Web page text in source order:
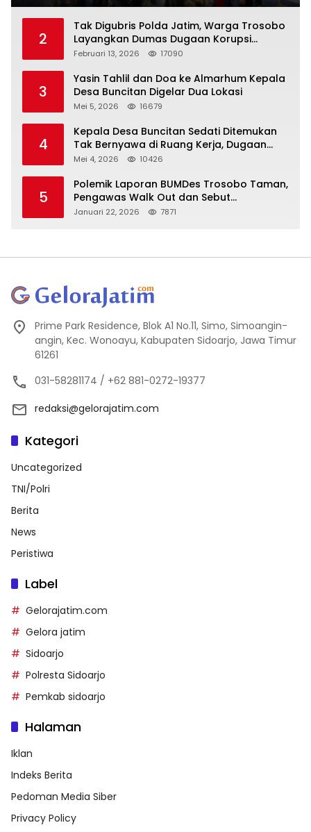
2
Tak Digubris Polda Jatim, Warga Trosobo
Layangkan Dumas Dugaan Korupsi
Oknum DPRD Sidoarjo ke Kapolri
Februari 13, 2026 17090
3
Yasin Tahlil dan Doa ke Almarhum Kepala
Desa Buncitan Digelar Dua Lokasi
Mei 5, 2026 16679
4
Kepala Desa Buncitan Sedati Ditemukan
Tak Bernyawa di Ruang Kerja, Dugaan
Bunuh Diri Menguat
Mei 4, 2026 10426
5
Polemik Laporan BUMDes Trosobo Taman,
Pengawas Walk Out dan Sebut
Kejanggalan
Januari 22, 2026 7871
Prime Park Residence, Blok A1 No.11, Simo, Simoangin-
angin, Kec. Wonoayu, Kabupaten Sidoarjo, Jawa Timur
61261
031-58281174 / +62 881-0272-19377
redaksi@gelorajatim.com
Kategori
Uncategorized
TNI/Polri
Berita
News
Peristiwa
Label
Gelorajatim.com
Gelora jatim
Sidoarjo
Polresta Sidoarjo
Pemkab sidoarjo
Halaman
Iklan
Indeks Berita
Pedoman Media Siber
Privacy Policy